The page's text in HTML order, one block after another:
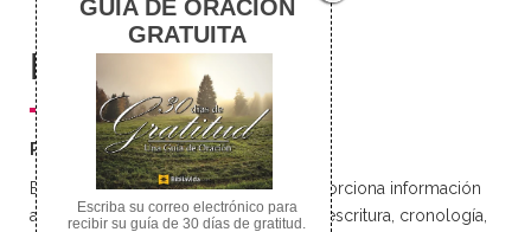
Ezra 8
Ezra 9 Ezra 10
Resumen
Resumen del libro de Esdras
Este resumen del libro de Esdras proporciona información
acerca del título, los autores, fecha de escritura, cronología,